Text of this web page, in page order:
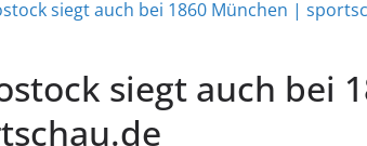
siegt auch bei